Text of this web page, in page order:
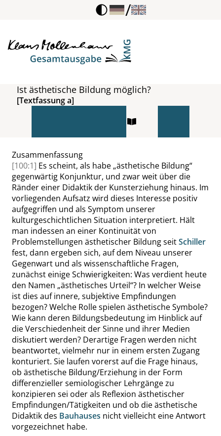
/
Ist ästhetische Bildung möglich?
[Textfassung a]
Zusammenfassung
[100:1] Es scheint, als habe „ästhetische Bildung“
gegenwärtig Konjunktur, und zwar weit über die
Ränder einer Didaktik der Kunsterziehung hinaus. Im
vorliegenden Aufsatz wird dieses Interesse positiv
aufgegriffen und als Symptom unserer
kulturgeschichtlichen Situation interpretiert. Hält
man indessen an einer Kontinuität von
Problemstellungen ästhetischer Bildung seitSchiller
fest, dann ergeben sich, auf dem Niveau unserer
Gegenwart und als wissenschaftliche Fragen,
zunächst einige Schwierigkeiten: Was verdient heute
den Namen „ästhetisches Urteil“? In welcher Weise
ist dies auf innere, subjektive Empfindungen
bezogen? Welche Rolle spielen ästhetische Symbole?
Wie kann deren Bildungsbedeutung im Hinblick auf
die Verschiedenheit der Sinne und ihrer Medien
diskutiert werden? Derartige Fragen werden nicht
beantwortet, vielmehr nur in einem ersten Zugang
konturiert. Sie laufen vorerst auf die Frage hinaus,
ob ästhetische Bildung/Erziehung in der Form
differenzieller semiologischer Lehrgänge zu
konzipieren sei oder als Reflexion ästhetischer
Empfindungen/Tätigkeiten und ob die ästhetische
Didaktik des Bauhauses nicht vielleicht eine Antwort
vorgezeichnet habe.